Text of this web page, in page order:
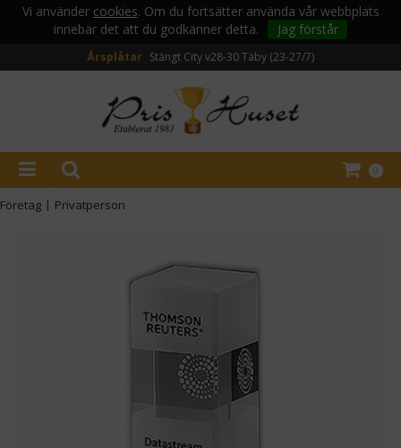
Vi använder cookies. Om du fortsätter använda vår webbplats
innebär det att du godkänner detta.
Jag förstår
Årsplåtar Stängt City v28-30Täby (23-27/7)
0
Företag | Privatperson